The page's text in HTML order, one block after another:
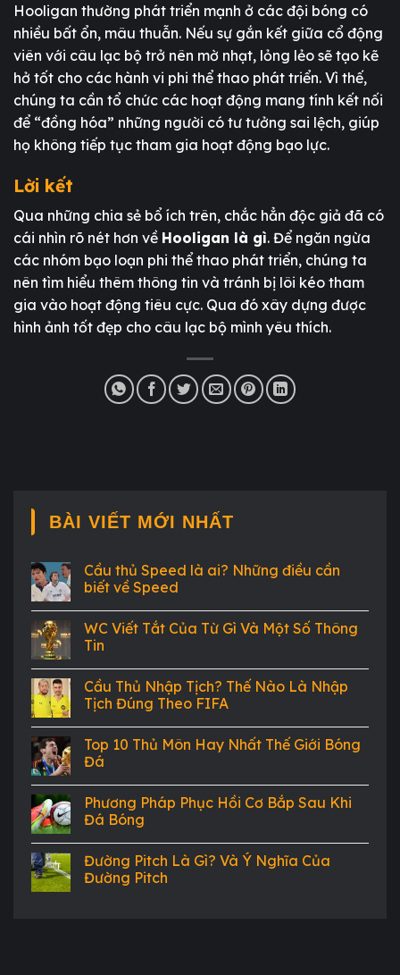
Hooligan thường phát triển mạnh ở các đội bóng có
nhiều bất ổn, mâu thuẫn. Nếu sự gắn kết giữa cổ động
viên với câu lạc bộ trở nên mờ nhạt, lỏng lẻo sẽ tạo kẽ
hở tốt cho các hành vi phi thể thao phát triển. Vì thế,
chúng ta cần tổ chức các hoạt động mang tính kết nối
để “đồng hóa” những người có tư tưởng sai lệch, giúp
họ không tiếp tục tham gia hoạt động bạo lực.
Lời kết
Qua những chia sẻ bổ ích trên, chắc hẳn độc giả đã có
cái nhìn rõ nét hơn về Hooligan là gì. Để ngăn ngừa
các nhóm bạo loạn phi thể thao phát triển, chúng ta
nên tìm hiểu thêm thông tin và tránh bị lôi kéo tham
gia vào hoạt động tiêu cực. Qua đó xây dựng được
hình ảnh tốt đẹp cho câu lạc bộ mình yêu thích.
BÀI VIẾT MỚI NHẤT
Cầu thủ Speed là ai? Những điều cần
biết về Speed
WC Viết Tắt Của Từ Gì Và Một Số Thông
Tin
Cầu Thủ Nhập Tịch? Thế Nào Là Nhập
Tịch Đúng Theo FIFA
Top 10 Thủ Môn Hay Nhất Thế Giới Bóng
Đá
Phương Pháp Phục Hồi Cơ Bắp Sau Khi
Đá Bóng
Đường Pitch Là Gì? Và Ý Nghĩa Của
Đường Pitch